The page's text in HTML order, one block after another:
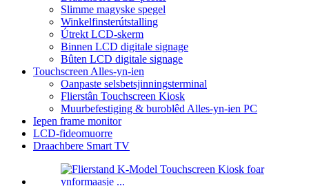
Slimme magyske spegel
Winkelfinsterútstalling
Útrekt LCD-skerm
Binnen LCD digitale signage
Bûten LCD digitale signage
Touchscreen Alles-yn-ien
Oanpaste selsbetsjinningsterminal
Flierstân Touchscreen Kiosk
Muurbefestiging & buroblêd Alles-yn-ien PC
Iepen frame monitor
LCD-fideomuorre
Draachbere Smart TV